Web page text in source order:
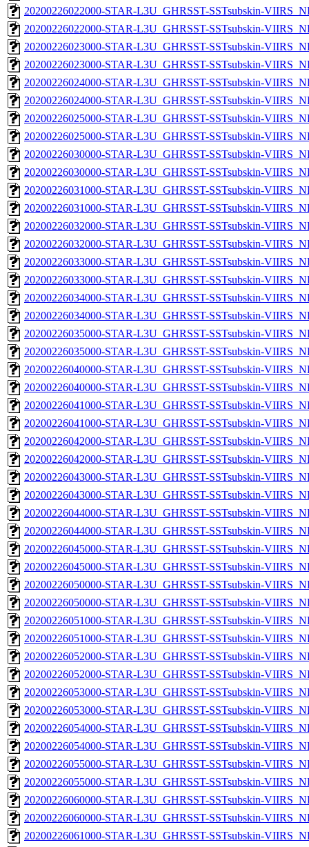
20200226022000-STAR-L3U_GHRSST-SSTsubskin-
20200226022000-STAR-L3U_GHRSST-SSTsubskin-
20200226023000-STAR-L3U_GHRSST-SSTsubskin-
20200226023000-STAR-L3U_GHRSST-SSTsubskin-
20200226024000-STAR-L3U_GHRSST-SSTsubskin-
20200226024000-STAR-L3U_GHRSST-SSTsubskin-
20200226025000-STAR-L3U_GHRSST-SSTsubskin-
20200226025000-STAR-L3U_GHRSST-SSTsubskin-
20200226030000-STAR-L3U_GHRSST-SSTsubskin-
20200226030000-STAR-L3U_GHRSST-SSTsubskin-
20200226031000-STAR-L3U_GHRSST-SSTsubskin-
20200226031000-STAR-L3U_GHRSST-SSTsubskin-
20200226032000-STAR-L3U_GHRSST-SSTsubskin-
20200226032000-STAR-L3U_GHRSST-SSTsubskin-
20200226033000-STAR-L3U_GHRSST-SSTsubskin-
20200226033000-STAR-L3U_GHRSST-SSTsubskin-
20200226034000-STAR-L3U_GHRSST-SSTsubskin-
20200226034000-STAR-L3U_GHRSST-SSTsubskin-
20200226035000-STAR-L3U_GHRSST-SSTsubskin-
20200226035000-STAR-L3U_GHRSST-SSTsubskin-
20200226040000-STAR-L3U_GHRSST-SSTsubskin-
20200226040000-STAR-L3U_GHRSST-SSTsubskin-
20200226041000-STAR-L3U_GHRSST-SSTsubskin-
20200226041000-STAR-L3U_GHRSST-SSTsubskin-
20200226042000-STAR-L3U_GHRSST-SSTsubskin-
20200226042000-STAR-L3U_GHRSST-SSTsubskin-
20200226043000-STAR-L3U_GHRSST-SSTsubskin-
20200226043000-STAR-L3U_GHRSST-SSTsubskin-
20200226044000-STAR-L3U_GHRSST-SSTsubskin-
20200226044000-STAR-L3U_GHRSST-SSTsubskin-
20200226045000-STAR-L3U_GHRSST-SSTsubskin-
20200226045000-STAR-L3U_GHRSST-SSTsubskin-
20200226050000-STAR-L3U_GHRSST-SSTsubskin-
20200226050000-STAR-L3U_GHRSST-SSTsubskin-
20200226051000-STAR-L3U_GHRSST-SSTsubskin-
20200226051000-STAR-L3U_GHRSST-SSTsubskin-
20200226052000-STAR-L3U_GHRSST-SSTsubskin-
20200226052000-STAR-L3U_GHRSST-SSTsubskin-
20200226053000-STAR-L3U_GHRSST-SSTsubskin-
20200226053000-STAR-L3U_GHRSST-SSTsubskin-
20200226054000-STAR-L3U_GHRSST-SSTsubskin-
20200226054000-STAR-L3U_GHRSST-SSTsubskin-
20200226055000-STAR-L3U_GHRSST-SSTsubskin-
20200226055000-STAR-L3U_GHRSST-SSTsubskin-
20200226060000-STAR-L3U_GHRSST-SSTsubskin-
20200226060000-STAR-L3U_GHRSST-SSTsubskin-
20200226061000-STAR-L3U_GHRSST-SSTsubskin-